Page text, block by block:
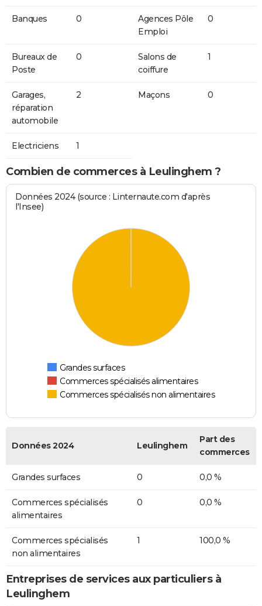
Banques 0
Agences Pôle
Emploi
0
Bureaux de
Poste
0
Salons de
coiffure
1
Garages,
réparation
automobile
2 Maçons 0
Electriciens 1
Combien de commerces à Leulinghem ?
Données 2024 (source : Linternaute.com d'après
l'Insee)
Grandes surfaces
Commerces spécialisés alimentaires
Commerces spécialisés non alimentaires
Données 2024 Leulinghem
Part des
commerces
Grandes surfaces 0 0,0 %
Commerces spécialisés
alimentaires
0 0,0 %
Commerces spécialisés
non alimentaires
1 100,0 %
Entreprises de services aux particuliers à
Leulinghem